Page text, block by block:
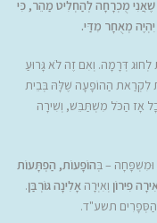
שֶׁאֲנִי מֻכְרָחָה לְהַחְלִיט מַהֵר, כִּי
מְאֻחָר מִדַּי.
דְּרָמָה. וְאִם זֶה לֹא גָּרוּעַ
לִקְרַאת הַהוֹפָעָה שֶׁלָּהּ בְּבֵית
אָז הַכֹּל מִשְׁתַּבֵּשׁ, וְשִׁירָה
וּמִשְׁפָּחָה – בְּהוֹפָעוֹת, הַפְתָּעוֹת
פִירוֹן וְאִיְּרָה אָלִינָה גּוֹרְבַּן.
תשע"ד.